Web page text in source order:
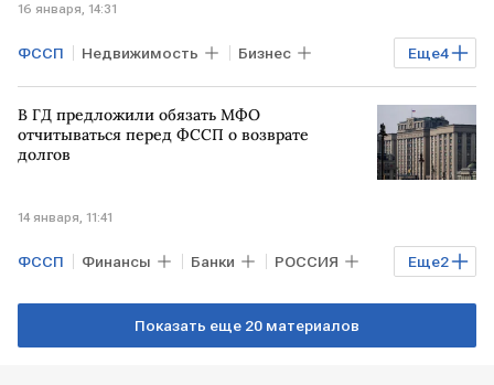
16 января, 14:31
Еще4
ФССП Недвижимость Бизнес
Общество РФ Верховный суд
Росреестр
В ГД предложили обязать МФО
отчитываться перед ФССП о возврате
долгов
14 января, 11:41
Еще2
ФССП Финансы Банки РОССИЯ
Госдума
Дума
Показать еще 20 материалов